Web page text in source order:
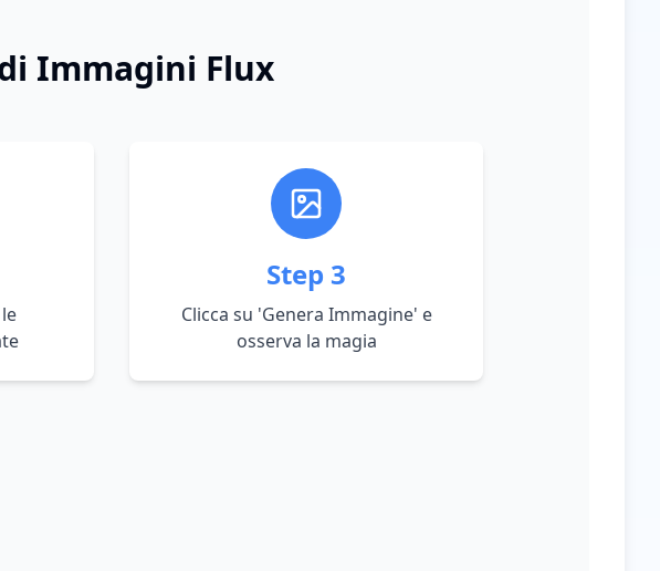
Immagini Flux
Step 3
Clicca su 'Genera Immagine' e
osserva la magia